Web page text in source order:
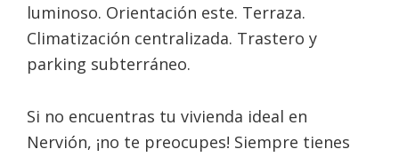
luminoso. Orientación este. Terraza.
Climatización centralizada. Trastero y
parking subterráneo.
Si no encuentras tu vivienda ideal en
Nervión, ¡no te preocupes! Siempre tienes